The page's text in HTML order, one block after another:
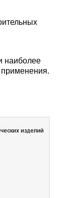
наиболее
применения.